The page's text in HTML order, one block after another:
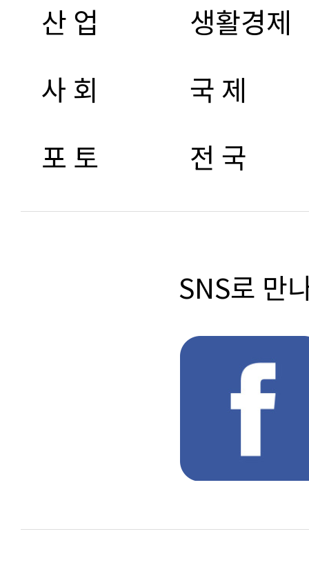
산 업
생활경제
사 회
국 제
포 토
전 국
SNS로 만